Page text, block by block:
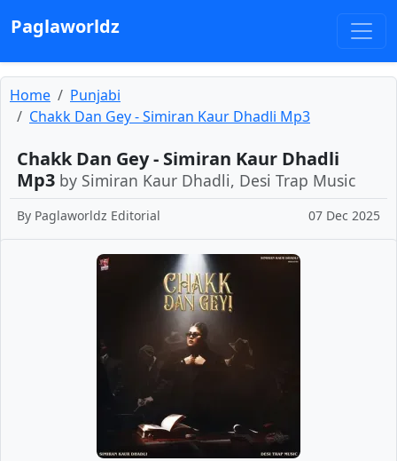
Paglaworldz
Home
Punjabi
Chakk Dan Gey - Simiran Kaur Dhadli Mp3
Chakk Dan Gey - Simiran Kaur Dhadli
Mp3 by Simiran Kaur Dhadli, Desi Trap Music
By Paglaworldz Editorial 07 Dec 2025